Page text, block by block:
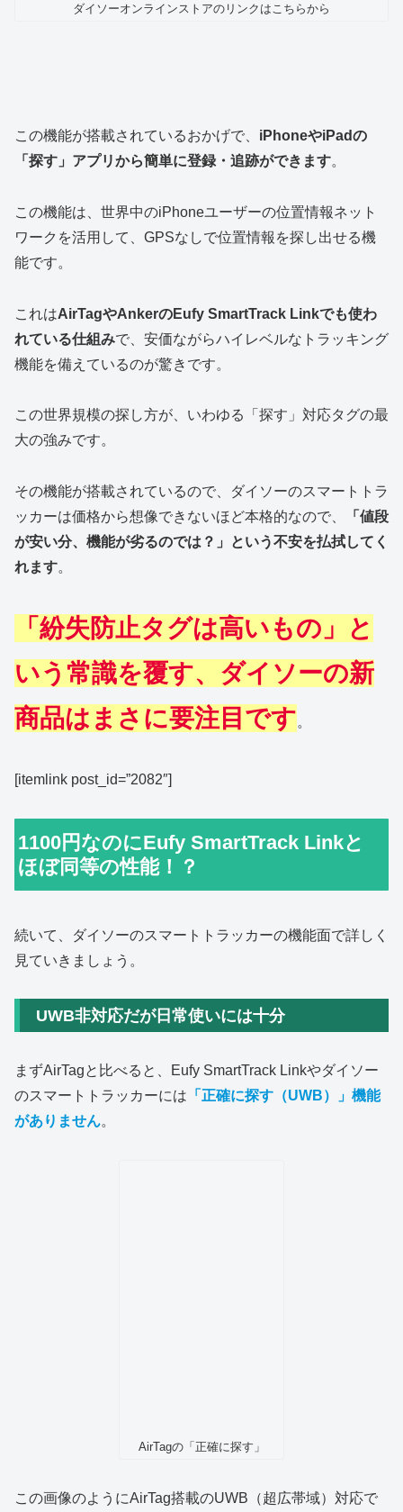
ダイソーオンラインストアのリンクはこちらから
この機能が搭載されているおかげで、 iPhoneやiPadの
「探す」アプリから簡単に登録・追跡ができます。
この機能は、世界中のiPhoneユーザーの位置情報ネット
ワークを活用して、GPSなしで位置情報を探し出せる機
能です。
これはAirTagやAnkerのEufy SmartTrack Linkでも使わ
れている仕組みで、安価ながらハイレベルなトラッキング
機能を備えているのが驚きです。
この世界規模の探し方が、いわゆる「探す」対応タグの最
大の強みです。
その機能が搭載されているので、ダイソーのスマートトラ
ッカーは価格から想像できないほど本格的なので、
「値段
が安い分、機能が劣るのでは？」という不安を払拭してく
れます。
「紛失防止タグは高いもの」と
いう常識を覆す、ダイソーの新
商品はまさに要注目です。
[itemlink post_id=”2082″]
1100円なのにEufy SmartTrack Linkと
ほぼ同等の性能！？
続いて、ダイソーのスマートトラッカーの機能面で詳しく
見ていきましょう。
UWB非対応だが日常使いには十分
まずAirTagと比べると、Eufy SmartTrack Linkやダイソー
のスマートトラッカーには 「正確に探す（UWB）」機能
がありません。
AirTagの「正確に探す」
この画像のようにAirTag搭載のUWB（超広帯域）対応で